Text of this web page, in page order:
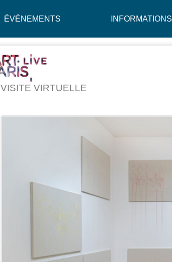
ÉVÉNEMENTS INFORMATIONS
VISITE VIRTUELLE